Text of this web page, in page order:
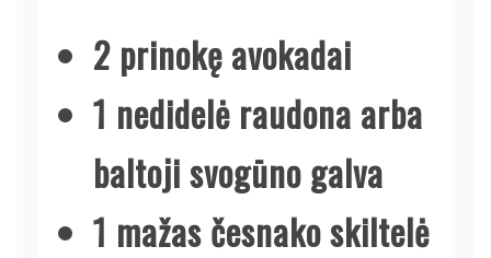
2 prinokę avokadai
1 nedidelė raudona arba
baltoji svogūno galva
1 mažas česnako skiltelė